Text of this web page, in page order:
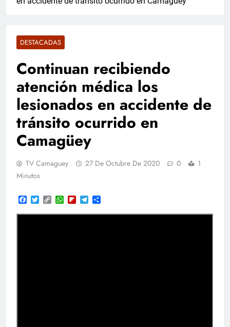
DESTACADAS
Continuan recibiendo
atención médica los
lesionados en accidente de
tránsito ocurrido en
Camagüey
TV Camaguey 27 De Octubre De 2020 0
1
Minutos
Facebook
TwitterCopy
Link
WhatsApp
FlipboardTelegram